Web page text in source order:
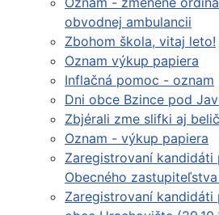
obvodnej ambulancii
Zbohom škola, vitaj leto!
Oznam výkup papiera
Inflačná pomoc - oznam
Dni obce Bzince pod
Zbjérali zme slifki aj
Oznam - výkup papiera
Zaregistrovaní
Obecného
Zaregistrovaní